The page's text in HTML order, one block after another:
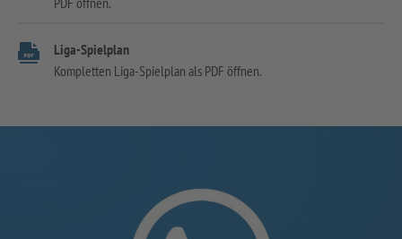
Liga-Spielplan
Kompletten Liga-Spielplan als PDF öffnen.